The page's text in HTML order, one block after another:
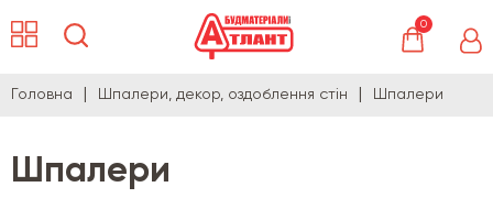
0
Головна Шпалери, декор, оздоблення стін Шпалери
Шпалери